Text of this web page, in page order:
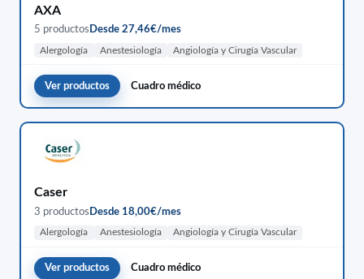
AXA
5 productos Desde 27,46€/mes
Alergología Anestesiología Angiología y Cirugía Vascular
Ver productos Cuadro médico
Caser
3 productos Desde 18,00€/mes
Alergología Anestesiología Angiología y Cirugía Vascular
Ver productos Cuadro médico